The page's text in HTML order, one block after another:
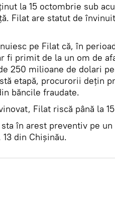
la 15 octombrie sub
Filat are statut de
pe Filat că, în
fi primit de la un om de
250 milioane de dolari
etapă, procurorii deţin
băncile fraudate.
Filat riscă până la
în arest preventiv pe
din Chişinău.